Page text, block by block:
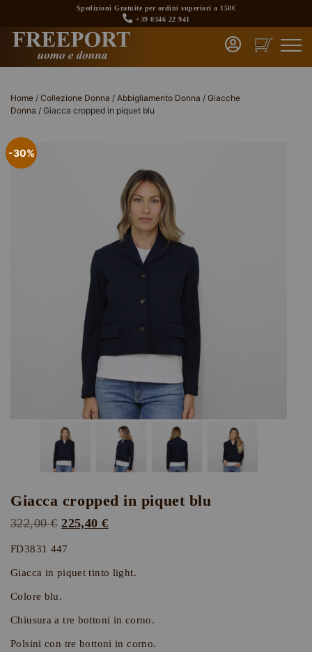
content
Spedizioni Gratuite per ordini superiori a 150€
+39 0346 22 941
Home / Collezione Donna / Abbigliamento Donna / Giacche
Donna / Giacca cropped in piquet blu
-30%
Giacca cropped in piquet blu
322,00€ Il
era:
322,00 €.
225,40€Il
è:
FD3831 447
Giacca in piquet tinto light.
Colore blu.
Chiusura a tre bottoni in corno.
Polsini con tre bottoni in corno.